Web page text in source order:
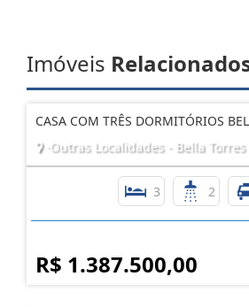
Imóveis
CASA COM TRÊS DORMITÓRIOS
·Outras Localidades - Bella Torres
3 2
R$ 1.387.500,00